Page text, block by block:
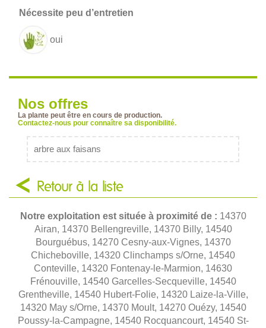
oui
Nos offres
La plante peut être en cours de production.
Contactez-nous pour connaître sa disponibilité.
arbre aux faisans
Retour à la liste
Notre exploitation est située à proximité de : 14370
Airan, 14370 Bellengreville, 14370 Billy, 14540
Bourguébus, 14270 Cesny-aux-Vignes, 14370
Chicheboville, 14320 Clinchamps s/Orne, 14540
Conteville, 14320 Fontenay-le-Marmion, 14630
Frénouville, 14540 Garcelles-Secqueville, 14540
Grentheville, 14540 Hubert-Folie, 14320 Laize-la-Ville,
14320 May s/Orne, 14370 Moult, 14270 Ouézy, 14540
Poussy-la-Campagne, 14540 Rocquancourt, 14540 St-